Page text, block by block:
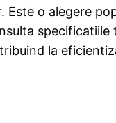
o alegere
specificatiile
la